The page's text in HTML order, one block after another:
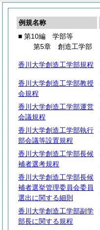
例規名称
■ 第10編 学部等
第5章 創造工学部
香川大学創造工学部規程
香川大学創造工学部教授
会規程
香川大学創造工学部運営
会議規程
香川大学創造工学部執行
部会議等設置規程
香川大学創造工学部長候
補者選考規程
香川大学創造工学部長候
補者選挙管理委員会委員
選出に関する細則
香川大学創造工学部副学
部長に関する規程